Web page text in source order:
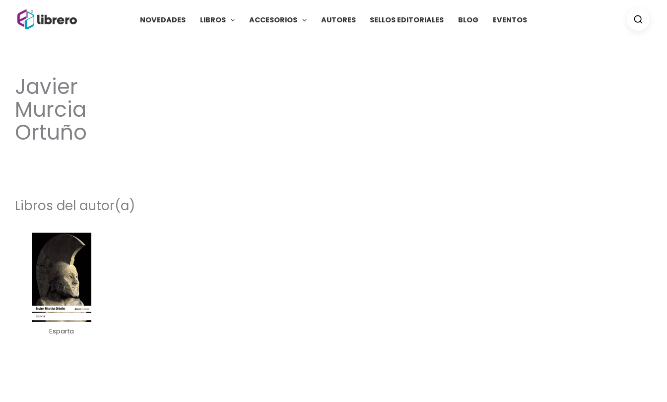
NOVEDADES LIBROS ACCESORIOS AUTORES SELLOS EDITORIALES BLOG EVENTOS
Javier
Murcia
Ortuño
Libros del autor(a)
Esparta